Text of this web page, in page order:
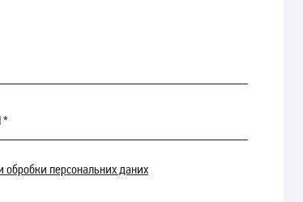
обробки персональних даних